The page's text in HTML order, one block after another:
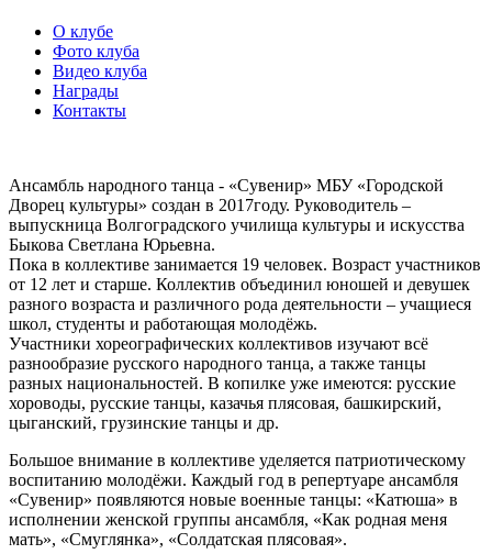
О клубе
Фото клуба
Видео клуба
Награды
Контакты
Ансамбль народного танца - «Сувенир» МБУ «Городской
Дворец культуры» создан в 2017году. Руководитель –
выпускница Волгоградского училища культуры и искусства
Быкова Светлана Юрьевна.
Пока в коллективе занимается 19 человек. Возраст участников
от 12 лет и старше. Коллектив объединил юношей и девушек
разного возраста и различного рода деятельности – учащиеся
школ, студенты и работающая молодёжь.
Участники хореографических коллективов изучают всё
разнообразие русского народного танца, а также танцы
разных национальностей. В копилке уже имеются: русские
хороводы, русские танцы, казачья плясовая, башкирский,
цыганский, грузинские танцы и др.
Большое внимание в коллективе уделяется патриотическому
воспитанию молодёжи. Каждый год в репертуаре ансамбля
«Сувенир» появляются новые военные танцы: «Катюша» в
исполнении женской группы ансамбля, «Как родная меня
мать», «Смуглянка», «Солдатская плясовая».